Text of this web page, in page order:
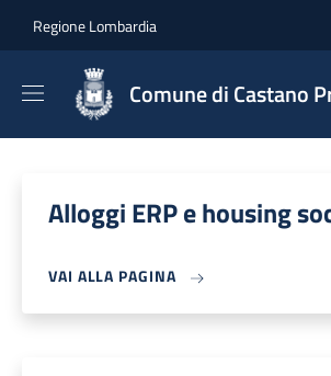
Regione Lombardia
Comune di Castano
Alloggi ERP e housing
VAI ALLA PAGINA